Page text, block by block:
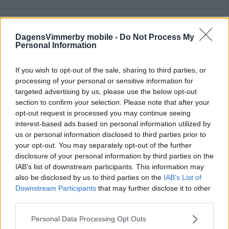
DagensVimmerby mobile - Do Not Process My
Personal Information
If you wish to opt-out of the sale, sharing to third parties, or
processing of your personal or sensitive information for
targeted advertising by us, please use the below opt-out
section to confirm your selection. Please note that after your
opt-out request is processed you may continue seeing
interest-based ads based on personal information utilized by
us or personal information disclosed to third parties prior to
your opt-out. You may separately opt-out of the further
disclosure of your personal information by third parties on the
IAB’s list of downstream participants. This information may
also be disclosed by us to third parties on the IAB’s List of
Downstream Participants that may further disclose it to other
Please note that this website/app uses one or more Google
Personal Data Processing Opt Outs
DERBY
GULLRINGSGRABBARNA SÄNKTE
GULLRINGEN I DERBYT
FOTBOLL 07 augusti 2026 19.28
Extremt ingenmansland när VIF
omstartar: "Får lägga tabellen åt sidan"